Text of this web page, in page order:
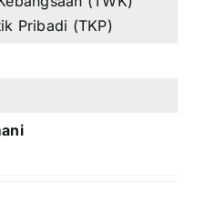
Pribadi (TKP)